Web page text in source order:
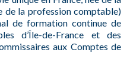
de la profession comptable)
de formation continue de
d’Île-de-France et des
aux Comptes de